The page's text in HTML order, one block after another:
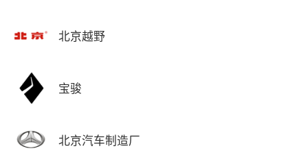
北京越野
宝骏
北京汽车制造厂